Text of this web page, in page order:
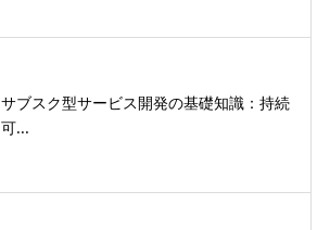
サブスク型サービス開発の基礎知識：持続
可...